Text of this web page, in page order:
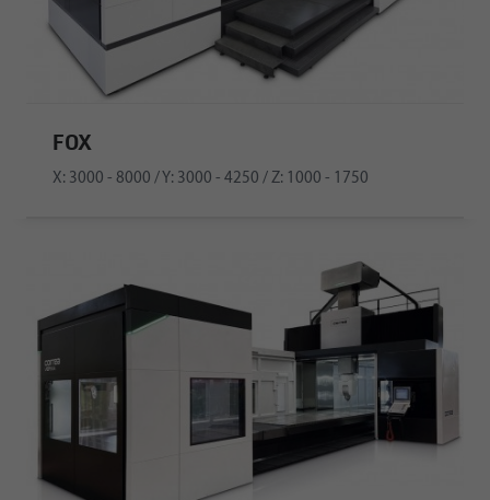
FOX
X: 3000 - 8000 / Y: 3000 - 4250 / Z: 1000 - 1750